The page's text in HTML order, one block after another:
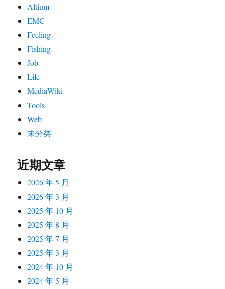
Altium
EMC
Feeling
Fishing
Job
Life
MediaWiki
Tools
Web
未分类
近期文章
2026 年 5 月
2026 年 3 月
2025 年 10 月
2025 年 8 月
2025 年 7 月
2025 年 3 月
2024 年 10 月
2024 年 5 月